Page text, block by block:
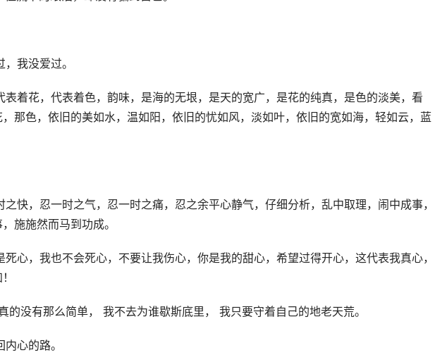
我没爱过。
着花，代表着色，韵味，是海的无垠，是天的宽广，是花的纯真，是色的淡美，看
那色，依旧的美如水，温如阳，依旧的忧如风，淡如叶，依旧的宽如海，轻如云，蓝
快，忍一时之气，忍一时之痛，忍之余平心静气，仔细分析，乱中取理，闹中成事，
施施然而马到功成。
心，我也不会死心，不要让我伤心，你是我的甜心，希望过得开心，这代表我真心，
的没有那么简单， 我不去为谁歇斯底里， 我只要守着自己的地老天荒。
心的路。